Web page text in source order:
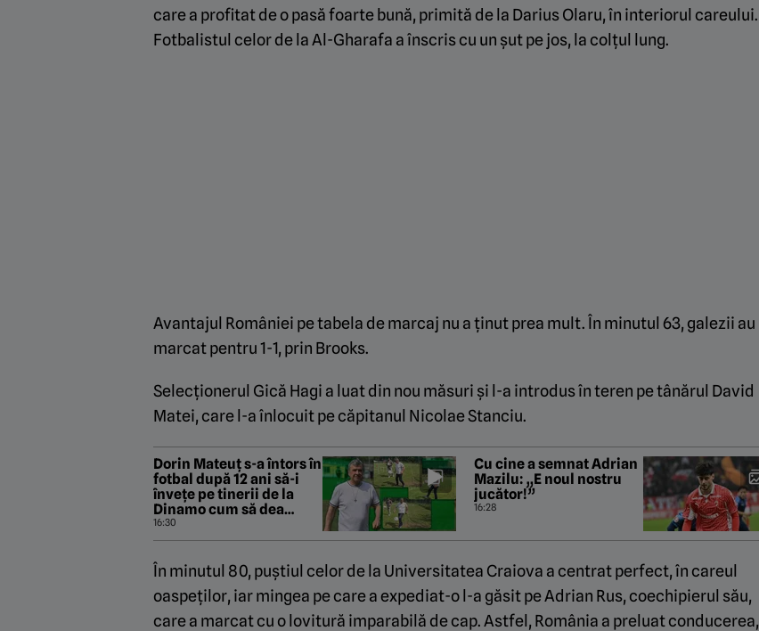
care a profitat de o pasă foarte bună, primită de la Darius Olaru, în interiorul careului.
Fotbalistul celor de la Al-Gharafa a înscris cu un șut pe jos, la colțul lung.
Avantajul României pe tabela de marcaj nu a ținut prea mult. În minutul 63, galezii au
marcat pentru 1-1, prin Brooks.
Selecționerul Gică Hagi a luat din nou măsuri și l-a introdus în teren pe tânărul David
Matei, care l-a înlocuit pe căpitanul Nicolae Stanciu.
Dorin Mateuț s-a întors în
fotbal după 12 ani să-i
învețe pe tinerii de la
Dinamo cum să dea
„Bilbao”: „Gleznă, minte
și exercițiu”. EXCLUSIV
16:30
Cu cine a semnat Adrian
Mazilu: „E noul nostru
jucător!”
16:28
În minutul 80, puștiul celor de la Universitatea Craiova a centrat perfect, în careul
oaspeților, iar mingea pe care a expediat-o l-a găsit pe Adrian Rus, coechipierul său,
care a marcat cu o lovitură imparabilă de cap. Astfel, România a preluat conducerea,